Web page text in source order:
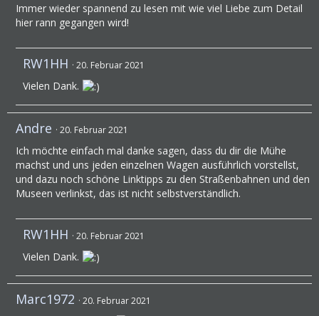
Immer wieder spannend zu lesen mit wie viel Liebe zum Detail
hier rann gegangen wird!
RW1HH 20. Februar 2021
Vielen Dank.
Andre 20. Februar 2021
Ich möchte einfach mal danke sagen, dass du dir die Mühe
machst und uns jeden einzelnen Wagen ausführlich vorstellst,
und dazu noch schöne Linktipps zu den Straßenbahnen und den
Museen verlinkst, das ist nicht selbstverständlich.
RW1HH 20. Februar 2021
Vielen Dank.
Marc1972 20. Februar 2021